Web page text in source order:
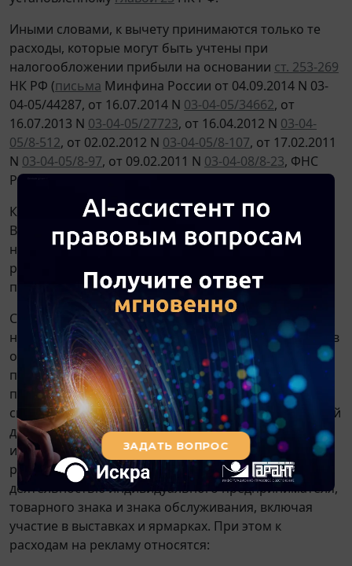
Иными словами, к вычету принимаются только те
расходы, которые могут быть учтены при
налогообложении прибыли на основании ст. 253-269
НК РФ (письма Минфина России от 04.09.2014 N 03-
04-05/44287, от 16.07.2014 N 03-04-05/34662, от
16.07.2013 N 03-04-05/27723, от 16.04.2012 N 03-04-
05/8-512, от 02.02.2012 N 03-04-05/8-107, от 17.02.2011
N 03-04-05/8-97, от 09.02.2011 N 03-04-08/8-23, ФНС
России от 19.07.2013 N
Как следует из решения ВАС РФ от 08.10.2010 N
ВАС-9939/10, ИП должны руководствоваться
нормамиглавы 25 НК РФ не только в части
регламентации состава расходов, но и порядка их
признания.
Согласно п. 16 Порядка к расходам ИП,
непосредственно связанным с извлечением доходов
от предпринимательской деятельности, относятся
прочие расходы. В свою очередь, на основании
подп. 17 п. 47 Порядка к прочим расходам,
связанным с осуществлением предпринимательской
деятельности, относятся расходы на рекламу
изготавливаемых (приобретаемых) и (или)
реализуемых товаров (работ, услуг), связанных с
деятельностью индивидуального предпринимателя,
товарного знака и знака обслуживания, включая
участие в выставках и ярмарках. При этом к
расходам на рекламу относятся: